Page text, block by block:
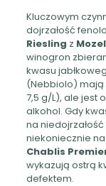
Kluczowym
dojrzałość
Riesling z
winogron
kwasu
(Nebbiolo) mają
7,5 g/L), ale jest
alkohol. Gdy
na
niekoniecznie
Chablis
wykazują ostrą
defektem.